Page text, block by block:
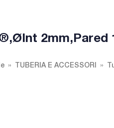
2mm,Pared
TUBERIA E ACCESSORI